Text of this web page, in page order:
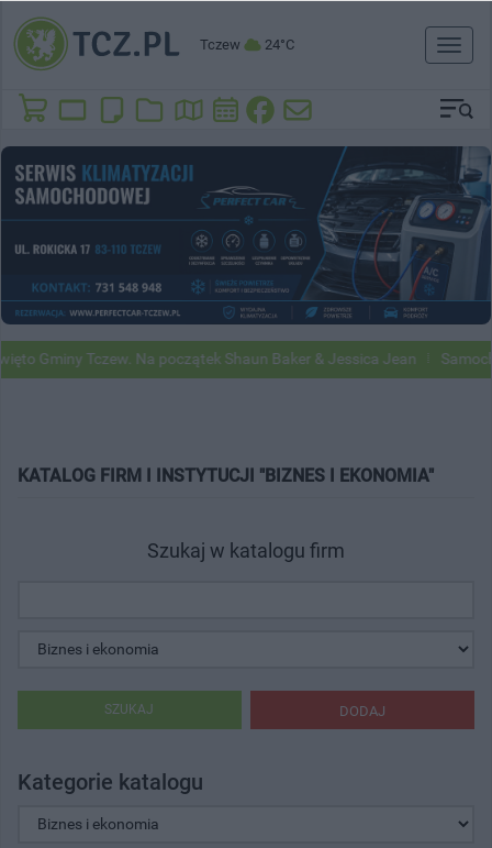
Tczew 24°C
Toggle
Gminy Tczew. Na początek Shaun Baker & Jessica Jean
KATALOG FIRM I INSTYTUCJI "BIZNES I EKONOMIA"
Szukaj w katalogu firm
DODAJ
SZUKAJ
Kategorie katalogu